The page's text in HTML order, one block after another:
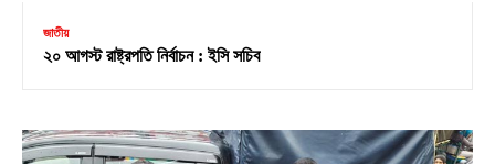
জাতীয়
২০ আগস্ট রাষ্ট্রপতি নির্বাচন : ইসি সচিব